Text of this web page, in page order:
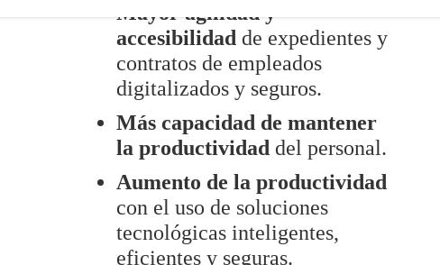
Mayor agilidad y
accesibilidad de expedientes y
contratos de empleados
digitalizados y seguros.
Más capacidad de mantener
la productividad del personal.
Aumento de la productividad
con el uso de soluciones
tecnológicas inteligentes,
eficientes y seguras.